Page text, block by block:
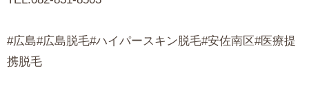
#広島#広島脱毛#ハイパースキン脱毛#安佐南区#医療提
携脱毛